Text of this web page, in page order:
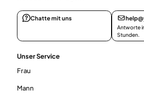
Chatte mit uns
Antworte
Stunden.
Unser Service
Frau
Mann